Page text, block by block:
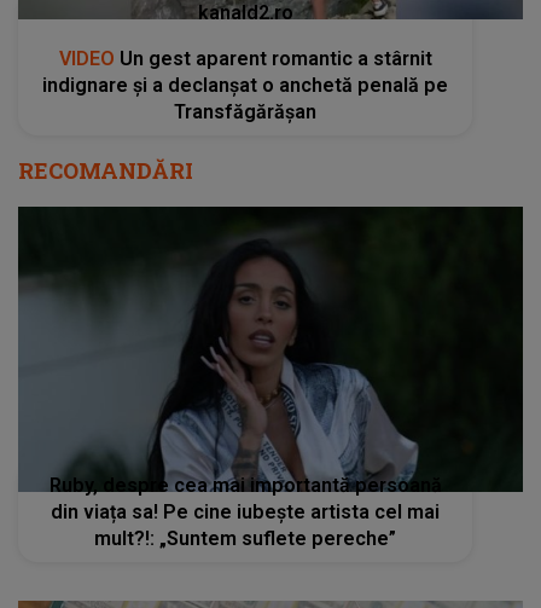
kanald2.ro
VIDEO Un gest aparent romantic a stârnit
indignare și a declanșat o anchetă penală pe
Transfăgărășan
RECOMANDĂRI
Ruby, despre cea mai importantă persoană
din viața sa! Pe cine iubește artista cel mai
mult?!: „Suntem suflete pereche”